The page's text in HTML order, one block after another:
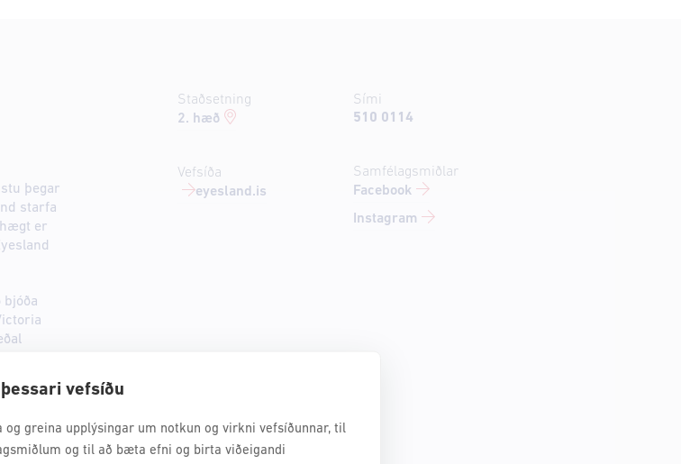
vefsíðu
greina upplýsingar um notkun og virkni vefsíðunnar, til
og til að bæta efni og birta viðeigandi
þegar
starfa
er
bjóða
Staðsetning
2. hæð
Vefsíða
eyesland.is
Sími
510 0114
Samfélagsmiðlar
Facebook
Instagram